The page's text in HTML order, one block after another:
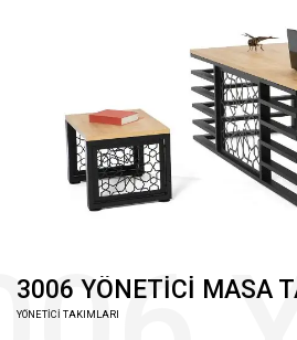
3006 YÖNETİCİ MASA
YÖNETİCİ TAKIMLARI